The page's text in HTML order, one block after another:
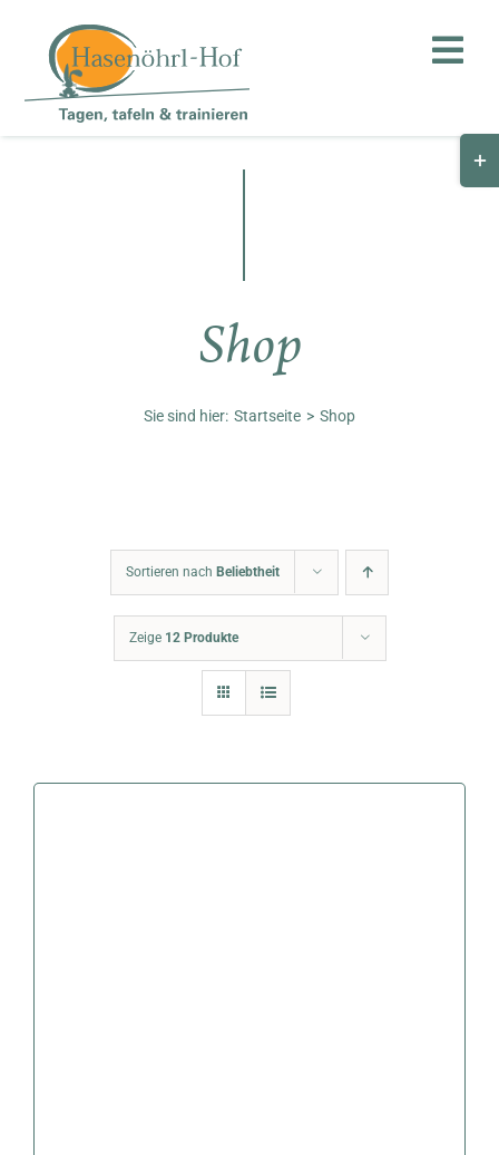
springen
Unternehmen
Shop
Sie sind hier: Startseite Shop
Sortieren nach Beliebtheit
Zeige 12 Produkte